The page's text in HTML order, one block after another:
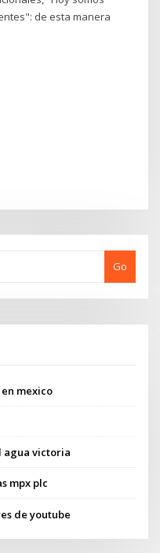
de esta manera
Go
mexico
agua victoria
mpx plc
de youtube